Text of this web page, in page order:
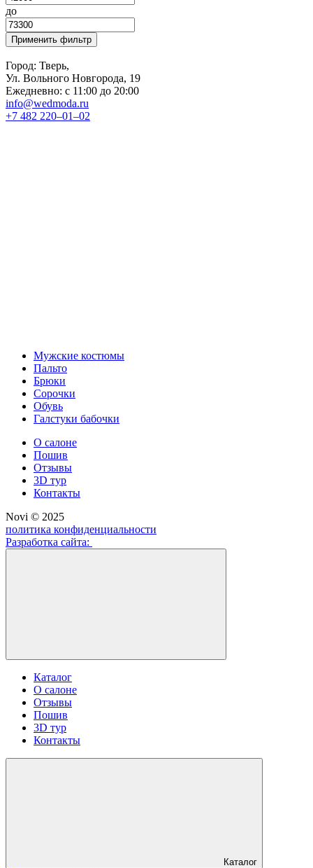
до
Применить фильтр
Город: Тверь,
Ул. Вольного Новгорода, 19
Ежедневно: с 11:00 до 20:00
info@wedmoda.ru
+7 482 220‒01‒02
Мужские костюмы
Пальто
Брюки
Сорочки
Обувь
Галстуки бабочки
О салоне
Пошив
Отзывы
3D тур
Контакты
Novi © 2025
политика конфиденциальности
Разработка сайта:
Каталог
О салоне
Отзывы
Пошив
3D тур
Контакты
Каталог